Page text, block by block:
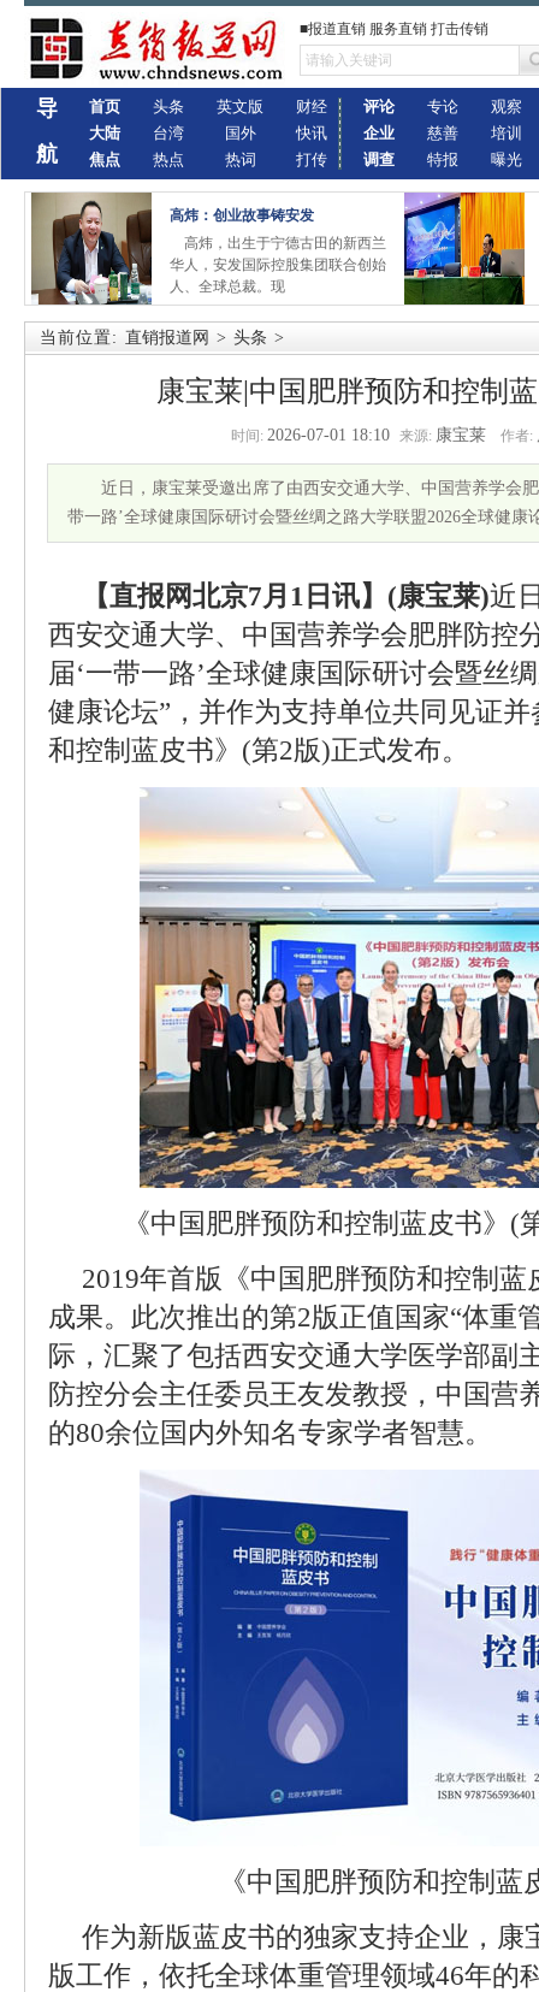
■报道直销 服务直销 打击传销
导
航
首页
大陆
焦点
头条
台湾
热点
英文版
国外
热词
财经
快讯
打传
评论
企业
调查
专论
慈善
特报
观察
培训
曝光
高炜：创业故事铸安发
高炜，出生于宁德古田的新西兰
华人，安发国际控股集团联合创始
人、全球总裁。现
当前位置: 直销报道网 > 头条 >
康宝莱|中国肥胖预防和控制
时间: 2026-07-01 18:10 来源: 康宝莱 作者:
近日，康宝莱受邀出席了由西安交通大学、中国营养学会
带一路’全球健康国际研讨会暨丝绸之路大学联盟2026全球健康
【直报网北京7月1日讯】(康宝莱)近
西安交通大学、中国营养学会肥胖防控
届‘一带一路’全球健康国际研讨会暨丝
健康论坛”，并作为支持单位共同见证
和控制蓝皮书》(第2版)正式发布。
《中国肥胖预防和控制蓝皮书》(
2019年首版《中国肥胖预防和控制
成果。此次推出的第2版正值国家“体重
际，汇聚了包括西安交通大学医学部副
防控分会主任委员王友发教授，中国营
的80余位国内外知名专家学者智慧。
《中国肥胖预防和控制蓝
作为新版蓝皮书的独家支持企业，康
版工作，依托全球体重管理领域46年的